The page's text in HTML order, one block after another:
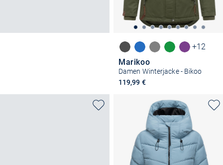
+12
Marikoo
Damen Winterjacke - Bikoo
119,99 €